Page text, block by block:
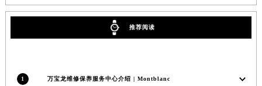
推荐阅读
1 万宝龙维修保养服务中心介绍 | Montblanc